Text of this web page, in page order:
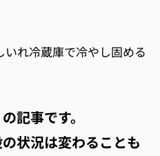
れ冷蔵庫で冷やし固める
の記事です。
状況は変わることも